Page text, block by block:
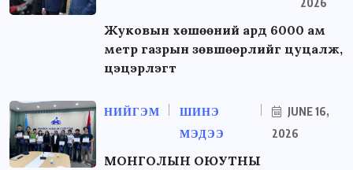
2026
Жуковын хөшөөний ард 6000 ам
метр газрын зөвшөөрлийг цуцалж,
цэцэрлэгт
НИЙГЭМ
ШИНЭ
МЭДЭЭ
JUNE 16,
2026
МОНГОЛЫН ОЮУТНЫ